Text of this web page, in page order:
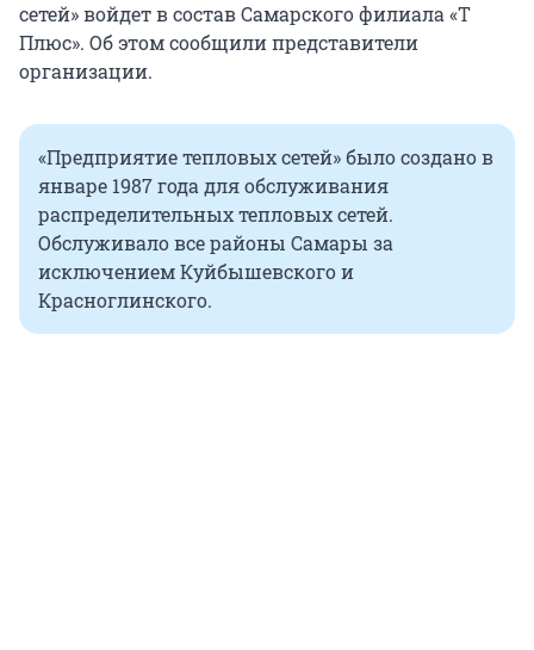
сетей» войдет в состав Самарского филиала «Т
Плюс». Об этом сообщили представители
организации.
«Предприятие тепловых сетей» было создано в
январе 1987 года для обслуживания
распределительных тепловых сетей.
Обслуживало все районы Самары за
исключением Куйбышевского и
Красноглинского.